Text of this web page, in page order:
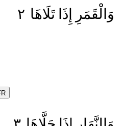
وَالْقَمَرِ إِذَا تَلَاهَا ٢